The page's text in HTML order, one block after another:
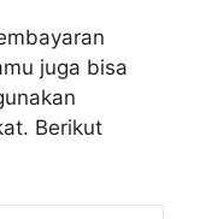
juga bisa
Berikut